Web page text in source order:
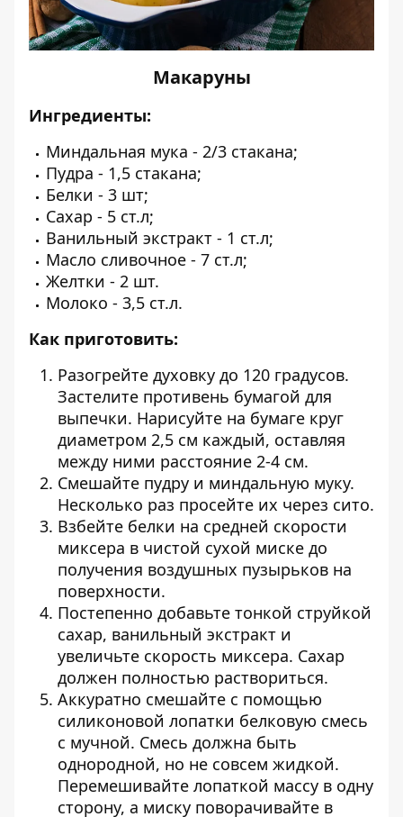
Макаруны
Ингредиенты:
Миндальная мука - 2/3 стакана;
Пудра - 1,5 стакана;
Белки - 3 шт;
Сахар - 5 ст.л;
Ванильный экстракт - 1 ст.л;
Масло сливочное - 7 ст.л;
Желтки - 2 шт.
Молоко - 3,5 ст.л.
Как приготовить:
Разогрейте духовку до 120 градусов.
Застелите противень бумагой для
выпечки. Нарисуйте на бумаге круг
диаметром 2,5 см каждый, оставляя
между ними расстояние 2-4 см.
Смешайте пудру и миндальную муку.
Несколько раз просейте их через сито.
Взбейте белки на средней скорости
миксера в чистой сухой миске до
получения воздушных пузырьков на
поверхности.
Постепенно добавьте тонкой струйкой
сахар, ванильный экстракт и
увеличьте скорость миксера. Сахар
должен полностью раствориться.
Аккуратно смешайте с помощью
силиконовой лопатки белковую смесь
с мучной. Смесь должна быть
однородной, но не совсем жидкой.
Перемешивайте лопаткой массу в одну
сторону, а миску поворачивайте в